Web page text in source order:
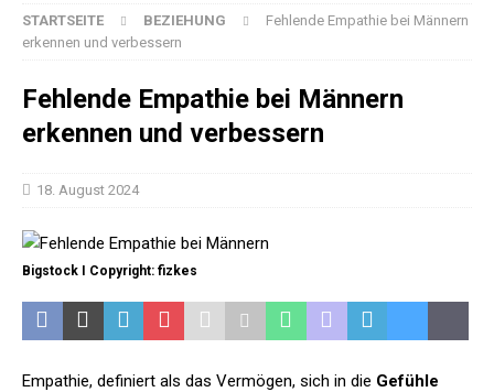
STARTSEITE BEZIEHUNG
Fehlende Empathie bei Männern
erkennen und verbessern
Fehlende Empathie bei Männern
erkennen und verbessern
18. August 2024
Bigstock I Copyright: fizkes
Empathie, definiert als das Vermögen, sich in die Gefühle